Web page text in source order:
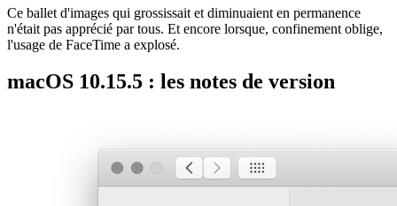
Ce ballet d'images qui grossissait et diminuaient en permanence
n'était pas apprécié par tous. Et encore lorsque, confinement oblige,
l'usage de FaceTime a explosé.
macOS 10.15.5 : les notes de version